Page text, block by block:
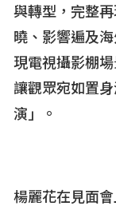
與轉型，完整
曉、影響遍及
現電視攝影棚
讓觀眾宛如置
演」。
楊麗花在見面